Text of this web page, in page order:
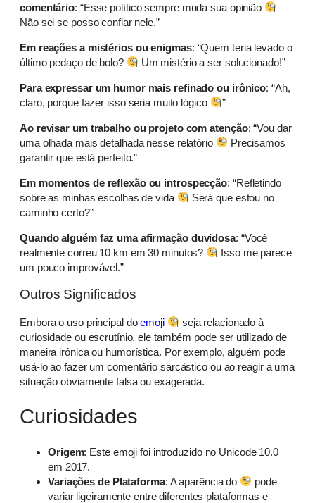
comentário: “Esse político sempre muda sua opinião
Não sei se posso confiar nele.”
Em reações a mistérios ou enigmas: “Quem teria levado o
último pedaço de bolo?
Um mistério a ser solucionado!”
Para expressar um humor mais refinado ou irônico: “Ah,
claro, porque fazer isso seria muito lógico
”
Ao revisar um trabalho ou projeto com atenção: “Vou dar
uma olhada mais detalhada nesse relatório
Precisamos
garantir que está perfeito.”
Em momentos de reflexão ou introspecção: “Refletindo
sobre as minhas escolhas de vida
Será que estou no
caminho certo?”
Quando alguém faz uma afirmação duvidosa: “Você
realmente correu 10 km em 30 minutos?
Isso me parece
um pouco improvável.”
Outros Significados
Embora o uso principal doemoji
seja relacionado à
curiosidade ou escrutínio, ele também pode ser utilizado de
maneira irônica ou humorística. Por exemplo, alguém pode
usá-lo ao fazer um comentário sarcástico ou ao reagir a uma
situação obviamente falsa ou exagerada.
Curiosidades
Origem: Este emoji foi introduzido no Unicode 10.0
em 2017.
Variações de Plataforma: A aparência do
pode
variar ligeiramente entre diferentes plataformas e